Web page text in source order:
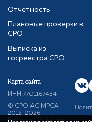
Отчетность
Плановые проверки в
СРО
Выписка из
госреестра СРО
Карта сайта
ИНН 7701167434
© CРО АС МРСА
2012-2026
Все права Защищены